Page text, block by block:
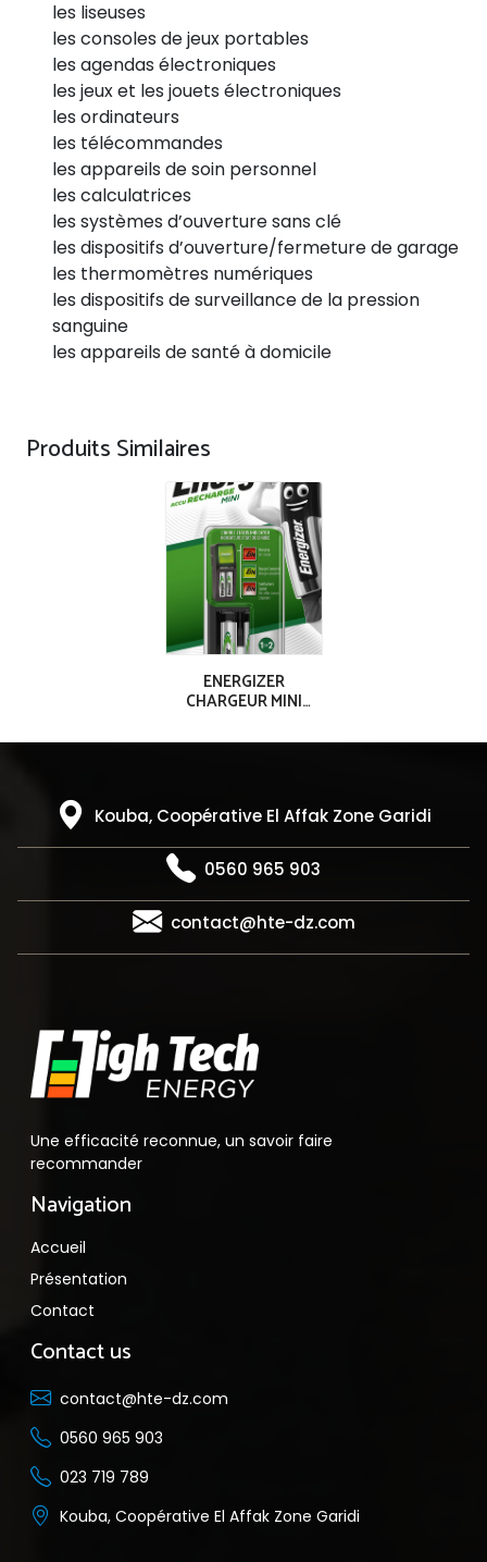
les liseuses
les consoles de jeux portables
les agendas électroniques
les jeux et les jouets électroniques
les ordinateurs
les télécommandes
les appareils de soin personnel
les calculatrices
les systèmes d’ouverture sans clé
les dispositifs d’ouverture/fermeture de garage
les thermomètres numériques
les dispositifs de surveillance de la pression
sanguine
les appareils de santé à domicile
Produits Similaires
ENERGIZER
CHARGEUR MINI
mAh)
Kouba, Coopérative El Affak Zone Garidi
0560 965 903
contact@hte-dz.com
Une efficacité reconnue, un savoir faire
recommander
Navigation
Accueil
Présentation
Contact
Contact us
contact@hte-dz.com
0560 965 903
023 719 789
Kouba, Coopérative El Affak Zone Garidi